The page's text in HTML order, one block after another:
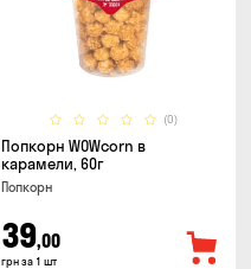
(0)
Попкорн WOWcorn в
карамели, 60г
Попкорн
39,00
грн за 1 шт